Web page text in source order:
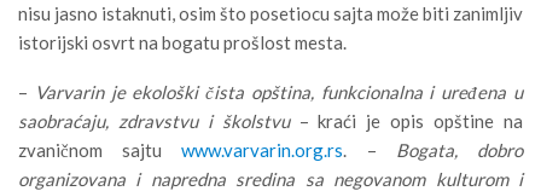
nisu jasno istaknuti, osim što posetiocu sajta može biti zanimljiv
istorijski osvrt na bogatu prošlost mesta.
– Varvarin je ekološki čista opština, funkcionalna i uređena u
saobraćaju, zdravstvu i školstvu– kraći je opis opštine na
zvaničnom sajtuwww.varvarin.org.rs. – Bogata, dobro
organizovana i napredna sredina sa negovanom kulturom i